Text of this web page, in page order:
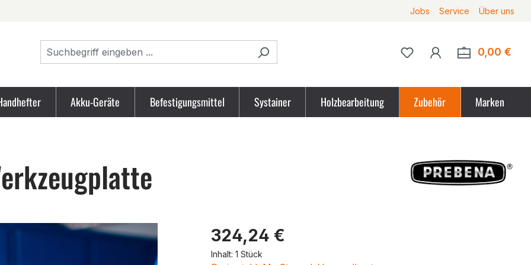
Jobs Service Über uns
Du hast 0 Produkte auf
0,00 €
Akku-Geräte Befestigungsmittel Systainer Holzbearbeitung Zubehör Marken
Produktpreis
324,24 €
Inhalt: 1 Stück